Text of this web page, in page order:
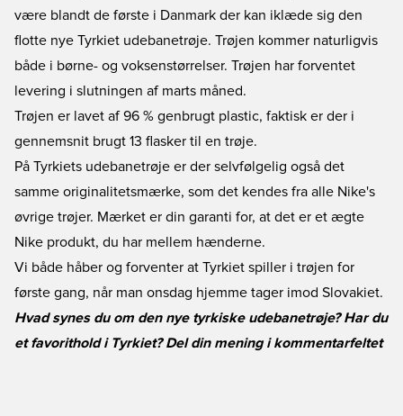
være blandt de første i Danmark der kan iklæde sig den
flotte nye Tyrkiet udebanetrøje. Trøjen kommer naturligvis
både i børne- og voksenstørrelser. Trøjen har forventet
levering i slutningen af marts måned.
Trøjen er lavet af 96 % genbrugt plastic, faktisk er der i
gennemsnit brugt 13 flasker til en trøje.
På Tyrkiets udebanetrøje er der selvfølgelig også det
samme originalitetsmærke, som det kendes fra alle Nike's
øvrige trøjer. Mærket er din garanti for, at det er et ægte
Nike produkt, du har mellem hænderne.
Vi både håber og forventer at Tyrkiet spiller i trøjen for
første gang, når man onsdag hjemme tager imod Slovakiet.
Hvad synes du om den nye tyrkiske udebanetrøje? Har du
et favorithold i Tyrkiet? Del din mening i kommentarfeltet